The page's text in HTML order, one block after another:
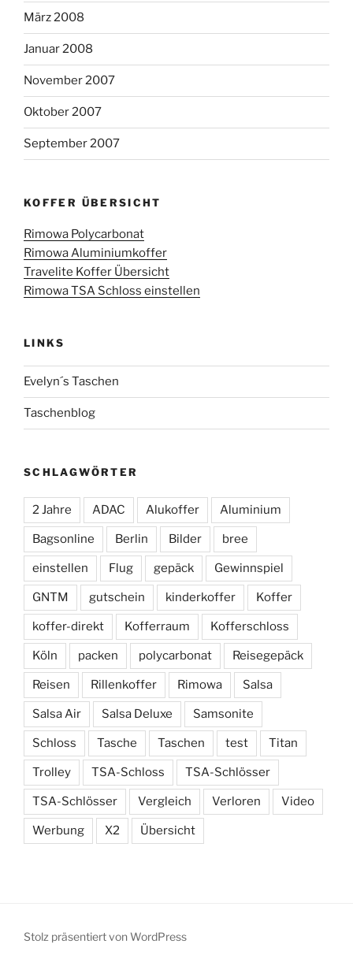
März 2008
Januar 2008
November 2007
Oktober 2007
September 2007
KOFFER ÜBERSICHT
Rimowa Polycarbonat
Rimowa Aluminiumkoffer
Travelite Koffer Übersicht
Rimowa TSA Schloss einstellen
LINKS
Evelyn´s Taschen
Taschenblog
SCHLAGWÖRTER
2 Jahre ADAC Alukoffer Aluminium
Bagsonline Berlin Bilder bree
einstellen Flug gepäck Gewinnspiel
GNTM gutschein kinderkoffer Koffer
koffer-direkt Kofferraum Kofferschloss
Köln packen polycarbonat Reisegepäck
Reisen Rillenkoffer Rimowa Salsa
Salsa Air Salsa Deluxe Samsonite
Schloss Tasche Taschen test Titan
Trolley TSA-Schloss TSA-Schlösser
TSA-Schlösser Vergleich Verloren Video
Werbung X2 Übersicht
Stolz präsentiert von WordPress